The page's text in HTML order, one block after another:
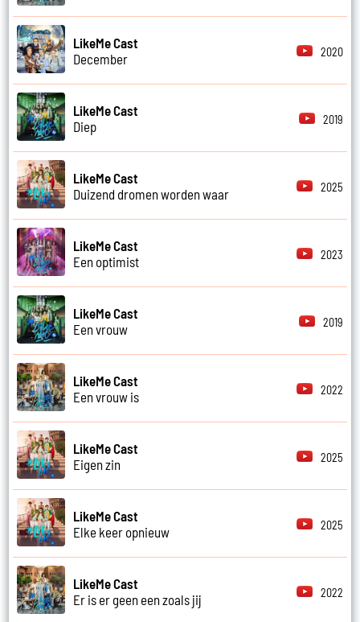
LikeMe Cast
December
2020
LikeMe Cast
Diep
2019
LikeMe Cast
Duizend dromen worden waar
2025
LikeMe Cast
Een optimist
2023
LikeMe Cast
Een vrouw
2019
LikeMe Cast
Een vrouw is
2022
LikeMe Cast
Eigen zin
2025
LikeMe Cast
Elke keer opnieuw
2025
LikeMe Cast
Er is er geen een zoals jij
2022